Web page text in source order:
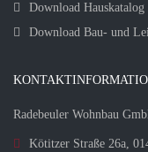
Download Hauskatalog
Download Bau- und
Radebeuler Wohnbau
Kötitzer Straße 26a,